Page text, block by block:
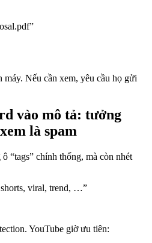
Nếu cần xem, yêu cầu họ gửi
vào mô tả: tưởng
là spam
“tags” chính thống, mà còn nhét
viral, trend, …”
YouTube giờ ưu tiên: